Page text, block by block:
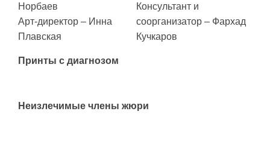
Норбаев
Арт-директор – Инна
Плавская
Консультант и
соорганизатор – Фархад
Кучкаров
Принты с диагнозом
Неизлечимые члены жюри